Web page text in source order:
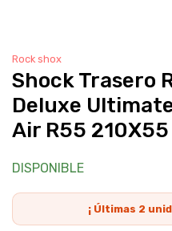
Rock shox
Shock Trasero
Deluxe
Air R55 210X55
DISPONIBLE
¡ Últimas 2